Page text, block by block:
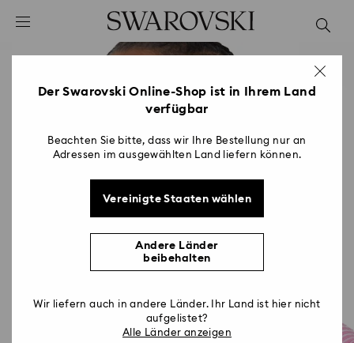
Liste Tastaturkürzel
2 - Footer
Der Swarovski Online-Shop ist in Ihrem Land
verfügbar
Beachten Sie bitte, dass wir Ihre Bestellung nur an
Adressen im ausgewählten Land liefern können.
Vereinigte Staaten wählen
Andere Länder
beibehalten
Wir liefern auch in andere Länder. Ihr Land ist hier nicht
aufgelistet?
Alle Länder anzeigen